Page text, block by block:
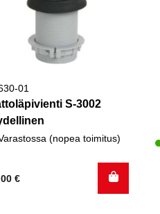
01
S-3002
(nopea toimitus)
€